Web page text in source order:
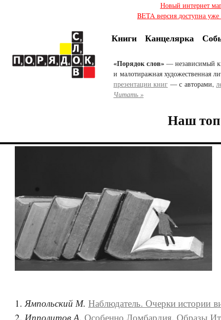
Новый интернет
BETA версия доступна
Книги Канцелярка
«Порядок слов» — независимый
и малотиражная художественная
презентации книг — с авторами,
Читать »
Наш
1. Ямпольский М. Наблюдатель. Очерки истории
2. Ипполитов А. Особенно Ломбардия. Образы